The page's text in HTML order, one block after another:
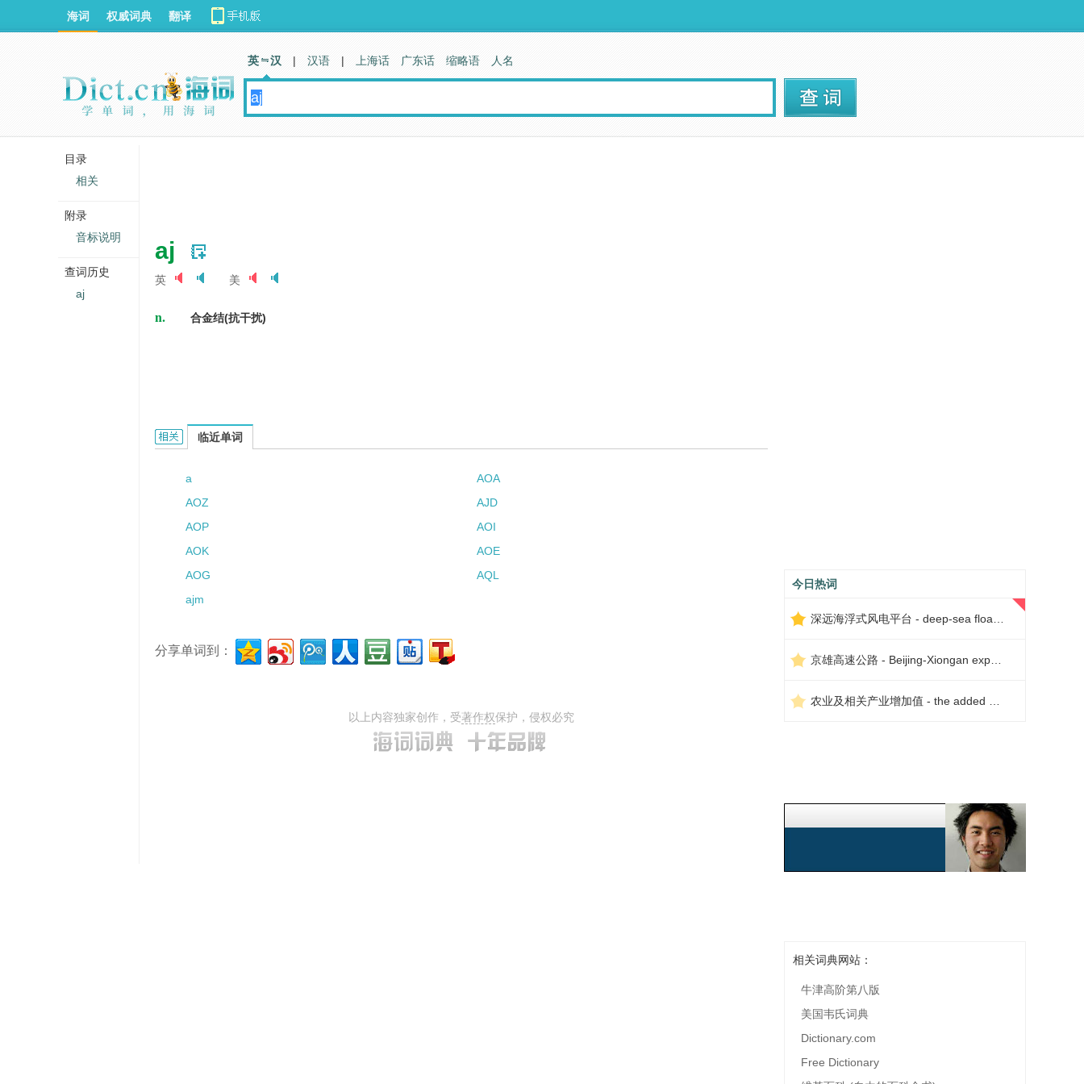
aj
英 美
n. 合金结(抗干扰)
AJ的相关资料：
临近单词
a
AOA
AOZ
AJD
AOP
AOI
AOK
AOE
AOG
AQL
ajm
分享单词到：
以上内容独家创作，受著作权保护，侵权必究
今日热词
相关词典网站：
牛津高阶第八版
美国韦氏词典
Dictionary.com
Free Dictionary
海词 权威词典 翻译
英 汉 | 汉语 | 上海话 广东话 缩略语 人名
目录
相关
附录
音标说明
查词历史
aj